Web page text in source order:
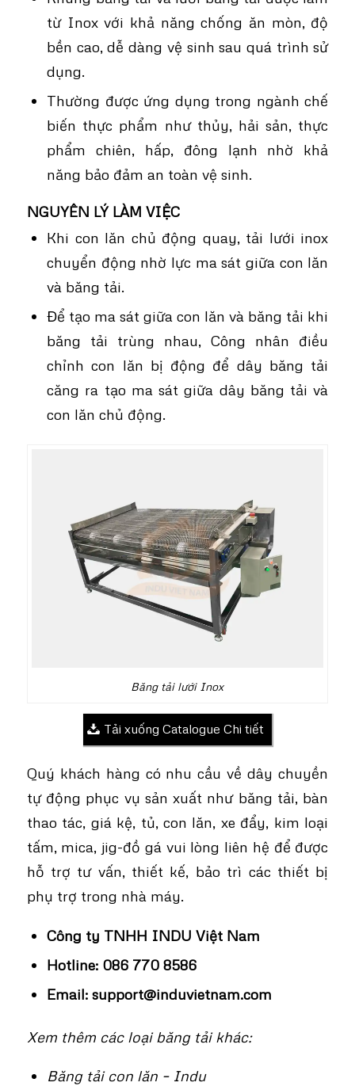
từ Inox với khả năngchống ăn mòn, độ
bền cao, dễ dàng vệ sinh sau quá trình sử
dụng.
Thường được ứng dụng trong ngành chế
biến thực phẩm như thủy, hải sản, thực
phẩm chiên, hấp, đông lạnh nhờ khả
năng bảo đảm an toàn vệ sinh.
NGUYÊN LÝ LÀM VIỆC
Khi con lăn chủ động quay, tải lưới inox
chuyển động nhờ lực ma sát giữa con lăn
và băng tải.
Để tạo ma sát giữa con lăn và băng tải khi
băng tải trùng nhau, Công nhân điều
chỉnh con lăn bị động để dây băng tải
căng ra tạo ma sát giữa dây băng tải và
con lăn chủ động.
Băng tải lưới Inox
Tải xuống Catalogue Chi tiết
Quý khách hàng có nhu cầu về dây chuyền
tự động phục vụ sản xuất như băng tải, bàn
thao tác, giá kệ, tủ, con lăn, xe đẩy, kim loại
tấm, mica, jig-đồ gá vui lòng liên hệ để được
hỗ trợ tư vấn, thiết kế, bảo trì các thiết bị
phụ trợ trong nhà máy.
Công ty TNHH INDU Việt Nam
Hotline: 086 770 8586
Email: support@induvietnam.com
Xem thêm các loại băng tải khác:
Băng tải con lăn – Indu